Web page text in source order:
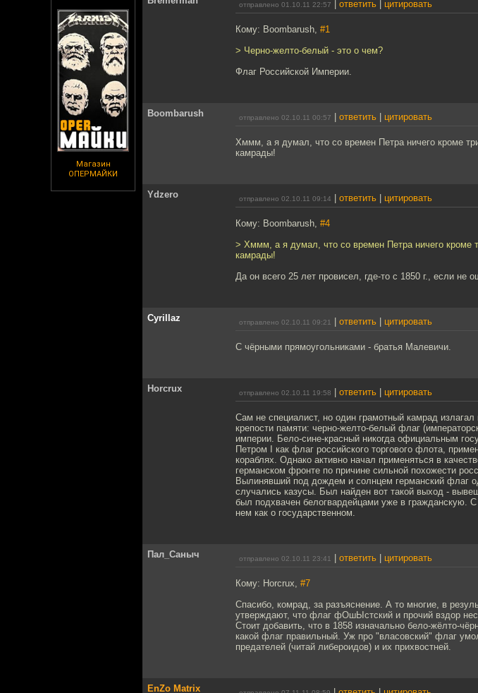
Магазин
ОПЕРМАЙКИ
отправлено 01.10.11 22:57 ответить цитировать
Кому: Boombarush, #1
> Черно-желто-белый - это о чем?
Флаг Российской Империи.
Boombarush отправлено 02.10.11 00:57 ответить цитировать
Хммм, а я думал, что со времен Петра ничего кроме
камрады!
Ydzero отправлено 02.10.11 09:14 ответить цитировать
Кому: Boombarush, #4
> Хммм, а я думал, что со времен Петра ничего кроме
камрады!
Да он всего 25 лет провисел, где-то с 1850 г., если не
Cyrillaz отправлено 02.10.11 09:21 ответить цитировать
С чёрными прямоугольниками - братья Малевичи.
Horcrux отправлено 02.10.11 19:58 ответить цитировать
Сам не специалист, но один грамотный камрад
крепости памяти: черно-желто-белый флаг
империи. Бело-сине-красный никогда официальным
Петром I как флаг российского торгового флота,
кораблях. Однако активно начал применяться в
германском фронте по причине сильной похожести
Вылинявший под дождем и солнцем германский флаг
случались казусы. Был найден вот такой выход -
был подхвачен белогвардейцами уже в гражданскую.
нем как о государственном.
Пал_Саныч отправлено 02.10.11 23:41 ответить цитировать
Кому: Horcrux, #7
Спасибо, комрад, за разъяснение. А то многие, в
утверждают, что флаг фОшЫстский и прочий вздор
Стоит добавить, что в 1858 изначально бело-жёлто-
какой флаг правильный. Уж про "власовский" флаг
предателей (читай либероидов) и их прихвостней.
EnZo Matrix